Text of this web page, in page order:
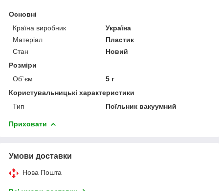
Основні
Країна виробник
Україна
Матеріал
Пластик
Стан
Новий
Розміри
Об`єм
5 г
Користувальницькі характеристики
Тип
Поїльник вакуумний
Приховати
Умови доставки
Нова Пошта